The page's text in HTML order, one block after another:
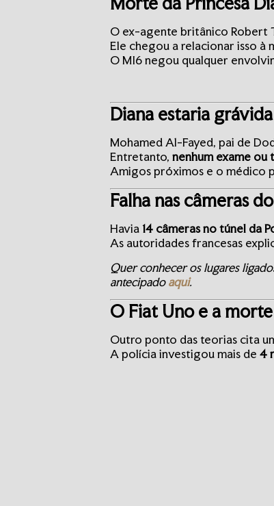
O ex-agente britânico Robert
Ele chegou a relacionar isso à
O MI6 negou qualquer
Diana estaria
Mohamed Al-Fayed, pai de
Entretanto,nenhum exame ou
Amigos próximos e o médico
Falha nas câmeras
Havia14 câmeras no túnel da
As autoridades francesas
Quer conhecer os lugares
antecipadoaqui.
O Fiat Uno e a
Outro ponto das teorias cita
A polícia investigou mais de4